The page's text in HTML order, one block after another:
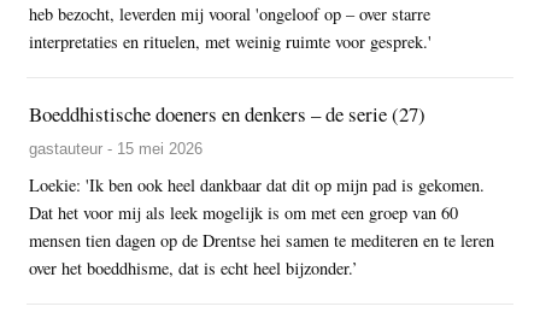
heb bezocht, leverden mij vooral 'ongeloof op – over starre
interpretaties en rituelen, met weinig ruimte voor gesprek.'
Boeddhistische doeners en denkers – de serie (27)
gastauteur - 15 mei 2026
Loekie: 'Ik ben ook heel dankbaar dat dit op mijn pad is gekomen.
Dat het voor mij als leek mogelijk is om met een groep van 60
mensen tien dagen op de Drentse hei samen te mediteren en te leren
over het boeddhisme, dat is echt heel bijzonder.’